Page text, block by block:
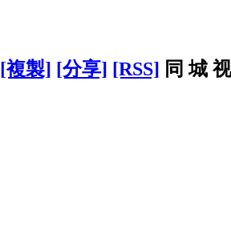
[複製] [分享] [RSS] 同 城